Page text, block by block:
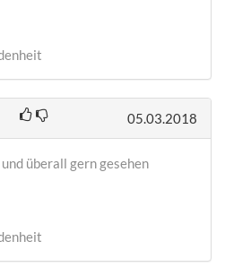
05.03.2018
überall gern gesehen